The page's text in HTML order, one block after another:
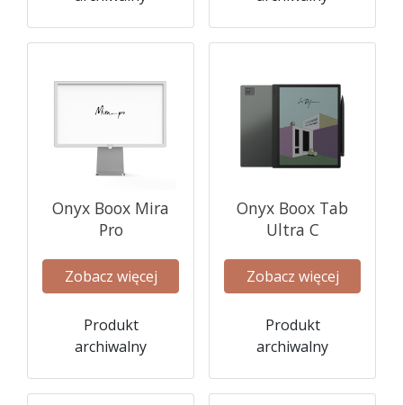
Onyx Boox Mira
Pro
Zobacz więcej
Produkt
archiwalny
Onyx Boox Tab
Ultra C
Zobacz więcej
Produkt
archiwalny